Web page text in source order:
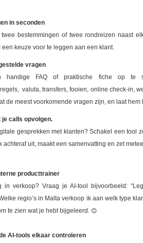
in seconden
bestemmingen of twee rondreizen naast
keuze voor te leggen aan een klant.
vragen
handige FAQ of praktische fiche op te
valuta, transfers, fooien, online check-in,
de meest voorkomende vragen zijn, en laat hem
je calls opvolgen.
gesprekken met klanten? Schakel een tool
achteraf uit, maakt een samenvatting en zet
producttrainer
in verkoop? Vraag je AI-tool bijvoorbeeld:
regio’s in Malta verkoop ik aan welk type
te zien wat je hebt bijgeleerd.
😊
AI-tools elkaar controleren